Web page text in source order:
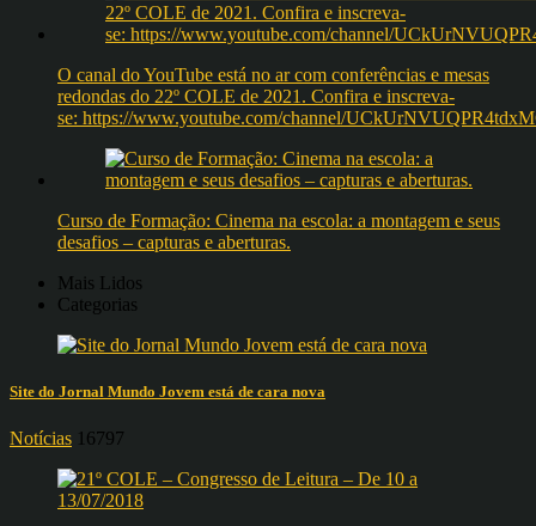
O canal do YouTube está no ar com conferências e mesas
redondas do 22º COLE de 2021. Confira e inscreva-
se: https://www.youtube.com/channel/
Curso de Formação: Cinema na escola: a montagem e seus
desafios – capturas e aberturas.
Mais Lidos
Categorias
Site do Jornal Mundo Jovem está de cara nova
Notícias 16797